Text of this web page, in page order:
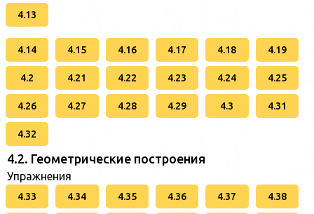
4.13
4.14 4.15 4.16 4.17 4.18 4.19
4.2 4.21 4.22 4.23 4.24 4.25
4.26 4.27 4.28 4.29 4.3 4.31
4.32
4.2. Геометрические построения
Упражнения
4.33 4.34 4.35 4.36 4.37 4.38